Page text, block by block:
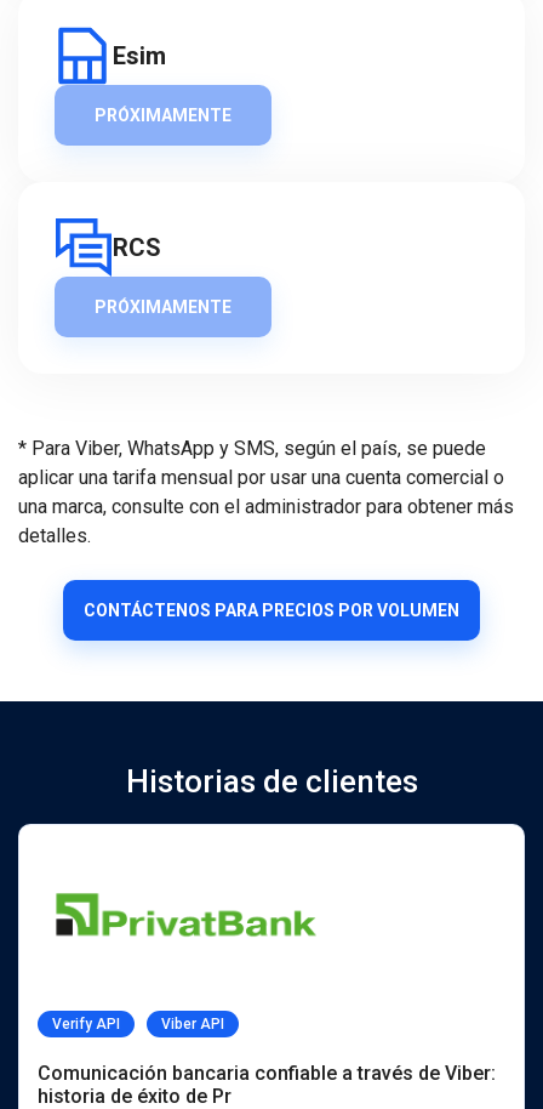
Esim
PRÓXIMAMENTE
RCS
PRÓXIMAMENTE
* Para Viber, WhatsApp y SMS, según el país, se puede
aplicar una tarifa mensual por usar una cuenta comercial o
una marca, consulte con el administrador para obtener más
detalles.
CONTÁCTENOS PARA PRECIOS POR VOLUMEN
Historias de clientes
Verify API Viber API
Comunicación bancaria confiable a través de Viber:
historia de éxito de Pr